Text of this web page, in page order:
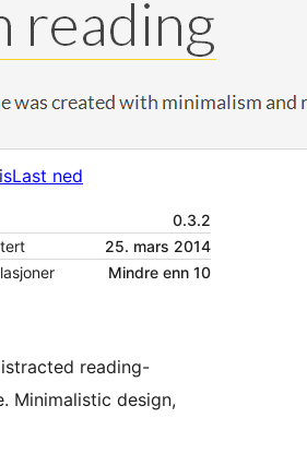
Last ned
0.3.2
25. mars 2014
Mindre enn 10
reading-
Minimalistic design,